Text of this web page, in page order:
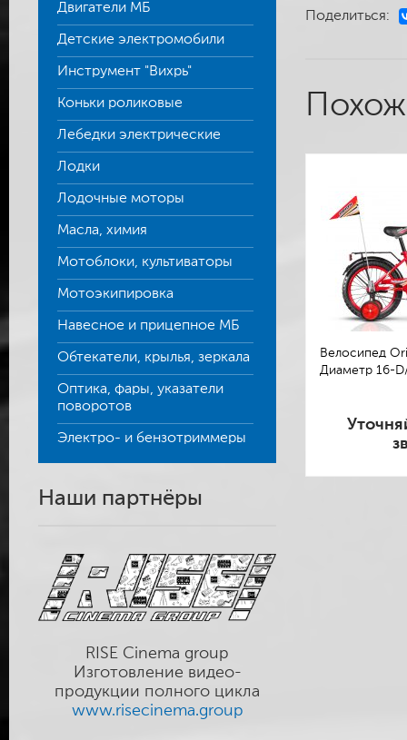
Двигатели МБ
Детские электромобили
Инструмент "Вихрь"
Коньки роликовые
Лебедки электрические
Лодки
Лодочные моторы
Масла, химия
Мотоблоки, культиваторы
Мотоэкипировка
Навесное и прицепное МБ
Обтекатели, крылья, зеркала
Оптика, фары, указатели
поворотов
Электро- и бензотриммеры
Наши партнёры
RISE Cinema group
Изготовление видео-
продукции полного цикла
www.risecinema.group
Поделиться:
Велосипед
Диаметр 16-